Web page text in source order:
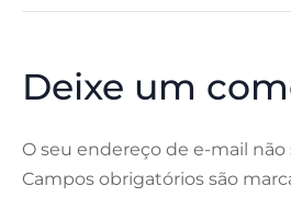
Deixe um
O seu endereço de e-mail não
Campos obrigatórios são